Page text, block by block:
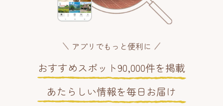
アプリでもっと便利に
おすすめスポット90,000件を掲載
あたらしい情報を毎日お届け